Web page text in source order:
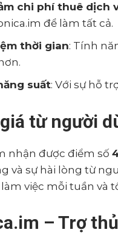
chi phí thuê dịch
để làm tất cả.
thời gian: Tính
suất: Với sự hỗ
từ người
nhận được điểm số
và sự hài lòng từ
việc mỗi tuần và
– Trợ